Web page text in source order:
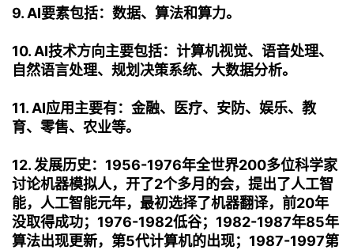
发
者
堂
我
课
的
我
Programs
的
支
我
的
术
我
云
9. AI要素包括：数据、算法和算力。
10. AI技术方向主要包括：计算机视觉、语音处理、
自然语言处理、规划决策系统、大数据分析。
11. AI应用主要有：金融、医疗、安防、娱乐、教
育、零售、农业等。
12. 发展历史：1956-1976年全世界200多位科学家
讨论机器模拟人，开了2个多月的会，提出了人工智
能，人工智能元年，最初选择了机器翻译，前20年
没取得成功；1976-1982低谷；1982-1987年85年
算法出现更新，第5代计算机的出现；1987-1997第